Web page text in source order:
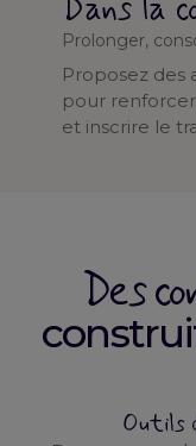
Dans la
Prolonger,
Proposez des
pour
et inscrire le
Des
Outils